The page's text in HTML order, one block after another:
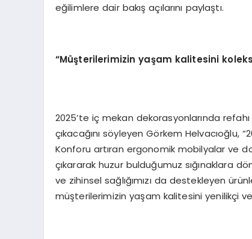
eğilimlere dair bakış açılarını paylaştı.
“Müşterilerimizin yaşam kalitesini
2025’te iç mekan dekorasyonlarında
çıkacağını söyleyen Görkem Helvacıoğlu,
Konforu artıran ergonomik mobilyalar ve
çıkararak huzur bulduğumuz sığınaklara
ve zihinsel sağlığımızı da destekleyen
müşterilerimizin yaşam kalitesini yenilikçi